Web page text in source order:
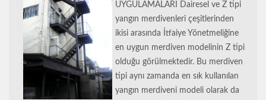
UYGULAMALARI Dairesel ve Z tipi
yangın merdivenleri çeşitlerinden
ikisi arasında İtfaiye Yönetmeliğine
en uygun merdiven modelinin Z tipi
olduğu görülmektedir. Bu merdiven
tipi aynı zamanda en sık kullanılan
yangın merdiveni modeli olarak da